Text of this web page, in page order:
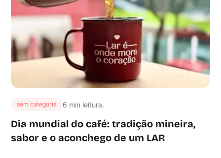
sem categoria 6 min leitura.
Dia mundial do café: tradição mineira,
sabor e o aconchego de um LAR